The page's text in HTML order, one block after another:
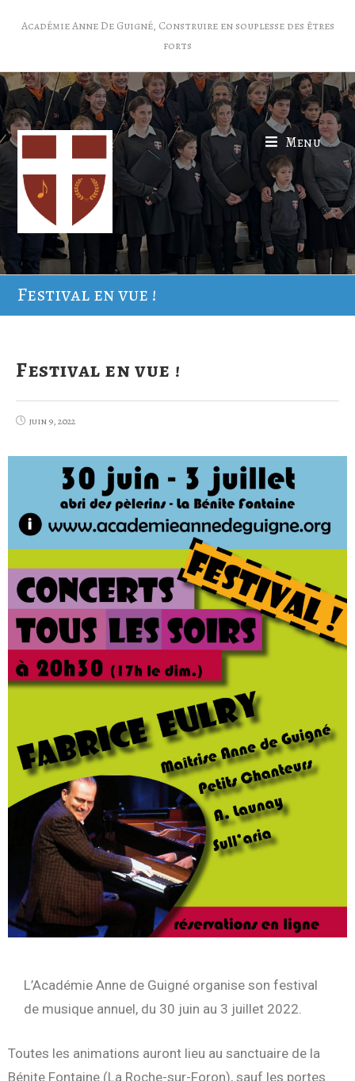
Académie Anne De Guigné, Construire en souplesse des êtres
forts
Menu
Festival en vue !
Festival en vue !
juin 9, 2022
L’Académie Anne de Guigné organise son festival
de musique annuel, du 30 juin au 3 juillet 2022.
Toutes les animations auront lieu au sanctuaire de la
Bénite Fontaine (La Roche-sur-Foron), sauf les portes